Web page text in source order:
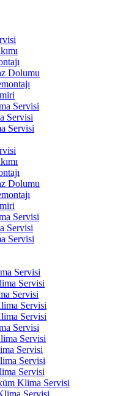
Dolumu
Servisi
Servisi
Servisi
Dolumu
Servisi
Servisi
Servisi
Servisi
Servisi
Servisi
Servisi
Servisi
Servisi
Servisi
Servisi
Servisi
Servisi
Klima Servisi
Servisi